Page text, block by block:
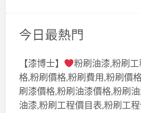
今日最熱門
【漆博士】
粉刷油漆,粉刷
格,粉刷價格,粉刷費用,粉刷價
刷漆價格,粉刷油漆價格,粉刷
油漆,粉刷工程價目表,粉刷工